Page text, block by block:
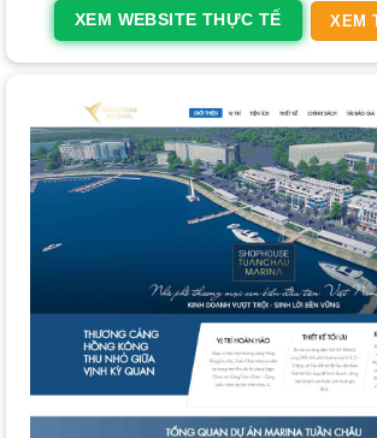
chiến lược mà bạn không thể bỏ qua:
chuyên nghiệp, đầu tư kỹ lưỡng
tuyến của doanh nghiệp. Nó khẳng định
niềm tin trong mắt khách hàng, nơi họ có
thông tin về công ty vàdự ánmột cách
Mở rộng tệp khách hàng:Websitegiúp
giới hạn địa lý, tiếp cận lượng lớn khách
trên khắp cả nước và quốc tế qua
thông qua các công cụ tìm kiếm và chiến
Tăng doanh thu và cải thiện dịch vụ
:
tìm kiếm, so sánh và đưa ra quyết định
XEM WEBSITE THỰC TẾ XEM